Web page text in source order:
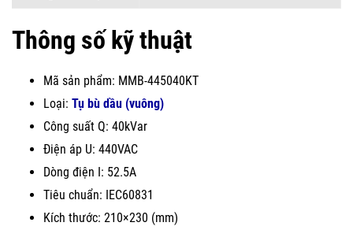
Thông số kỹ thuật
Mã sản phẩm: MMB-445040KT
Loại: Tụ bù dầu (vuông)
Công suất Q: 40kVar
Điện áp U: 440VAC
Dòng điện I: 52.5A
Tiêu chuẩn: IEC60831
Kích thước: 210×230 (mm)